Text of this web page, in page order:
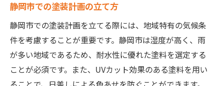
静岡市での塗装計画の立て方
静岡市での塗装計画を立てる際には、地域特有の気候条
件を考慮することが重要です。静岡市は湿度が高く、雨
が多い地域であるため、耐水性に優れた塗料を選定する
ことが必須です。また、UVカット効果のある塗料を用い